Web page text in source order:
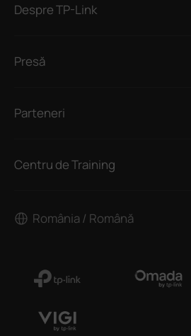
Despre TP-Link
Presă
Parteneri
Centru de Training
România / Română